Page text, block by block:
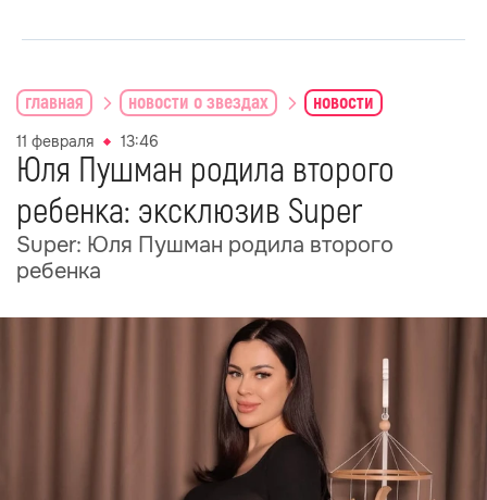
главная новости о звездах новости
11 февраля 13:46
Юля Пушман родила второго
ребенка: эксклюзив Super
Super: Юля Пушман родила второго
ребенка